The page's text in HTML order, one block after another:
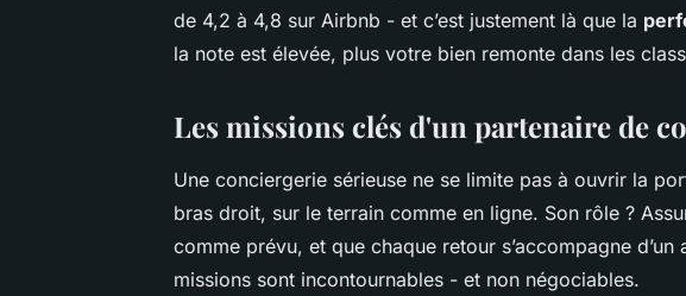
de 4,2 à 4,8 sur Airbnb - et c’est justement là que la
la note est élevée, plus votre bien remonte dans les
Les missions clés d'un partenaire de
Une conciergerie sérieuse ne se limite pas à ouvrir la
bras droit, sur le terrain comme en ligne. Son rôle ?
comme prévu, et que chaque retour s’accompagne
missions sont incontournables - et non négociables.